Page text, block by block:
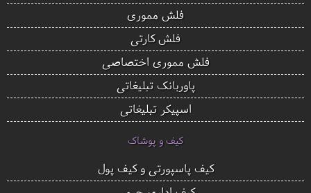
فلش مموری
فلش کارتی
فلش مموری اختصاصی
پاوربانک تبلیغاتی
اسپیکر تبلیغاتی
کیف و پوشاک
کیف پاسپورتی و کیف پول